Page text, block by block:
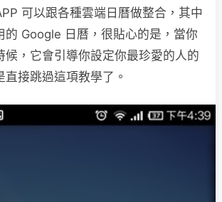
可以跟各種雲端日曆做整合，其中
的 Google 日曆，很貼心的是，當你
候，它會引導你設定你最珍愛的人的
直接跳過這項教學了。